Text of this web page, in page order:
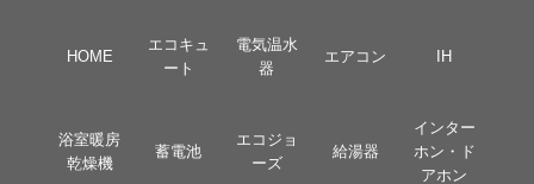
HOME
エコキュ
ート
電気温水
器
エアコン IH
浴室暖房
乾燥機
蓄電池
エコジョ
ーズ
給湯器
インター
ホン・ド
アホン